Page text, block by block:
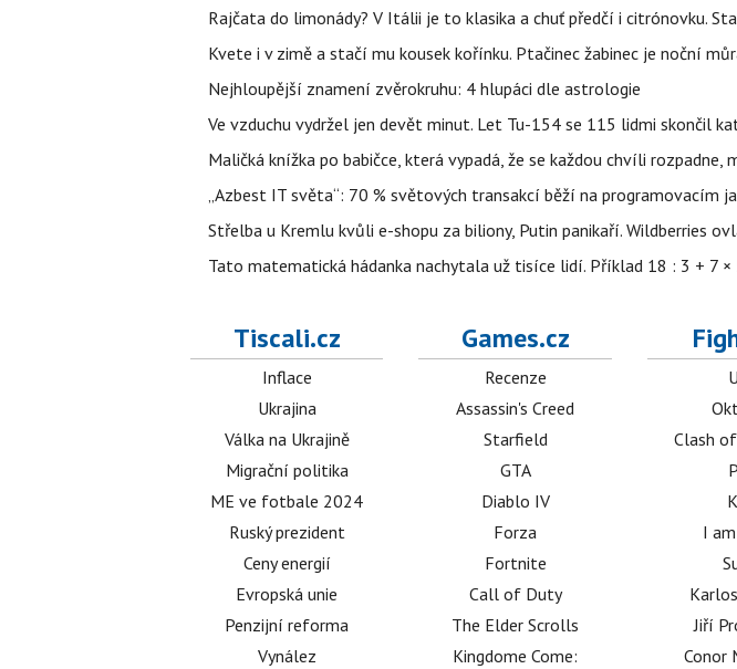
Rajčata do limonády? V Itálii je to klasika a chuť předčí i citrónovku.
Kvete i v zimě a stačí mu kousek kořínku. Ptačinec žabinec je noční
Nejhloupější znamení zvěrokruhu: 4 hlupáci dle astrologie
Ve vzduchu vydržel jen devět minut. Let Tu-154 se 115 lidmi skončil
Maličká knížka po babičce, která vypadá, že se každou chvíli
„Azbest IT světa“: 70 % světových transakcí běží na programovacím
Střelba u Kremlu kvůli e-shopu za biliony, Putin panikaří. Wildberries
Tato matematická hádanka nachytala už tisíce lidí. Příklad 18 : 3 + 7
Tiscali.cz
Inflace
Ukrajina
Válka na Ukrajině
Migrační politika
ME ve fotbale 2024
Ruský prezident
Ceny energií
Evropská unie
Penzijní reforma
Vynález
Games.cz
Recenze
Assassin's Creed
Starfield
GTA
Diablo IV
Forza
Fortnite
Call of Duty
The Elder Scrolls
Kingdome Come:
Clash
I
Jiří
Conor